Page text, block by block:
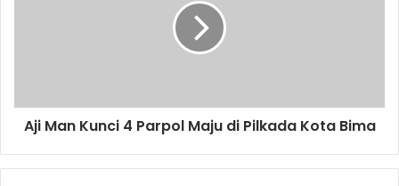
Aji Man Kunci 4 Parpol Maju di Pilkada Kota Bima